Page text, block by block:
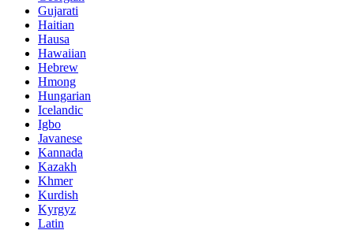
Gujarati
Haitian
Hausa
Hawaiian
Hebrew
Hmong
Hungarian
Icelandic
Igbo
Javanese
Kannada
Kazakh
Khmer
Kurdish
Kyrgyz
Latin